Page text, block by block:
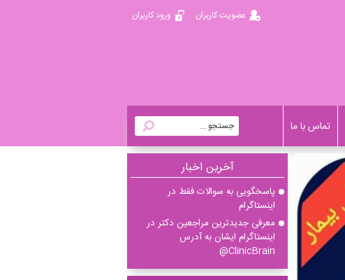
ورود کاربران عضویت کاربران
تماس با ما
آخرين اخبار
پاسخگویی به سوالات فقط در
اینستاگرام
معرفی جدیدترین مراجعین دکتر در
اینستاگرام ایشان به آدرس
ClinicBrain@